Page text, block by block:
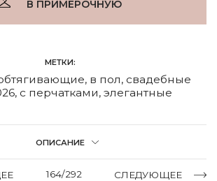
В ПРИМЕРОЧНУЮ
МЕТКИ:
, в пол, свадебные
, с перчатками, элегантные
ОПИСАНИЕ
164/292 СЛЕДУЮЩЕЕ